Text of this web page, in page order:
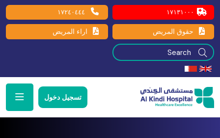
١٧١٣١٠٠٠ ١٧٢٤٠٤٤٤
حقوق المريض اراء المريض
تسجيل دخول